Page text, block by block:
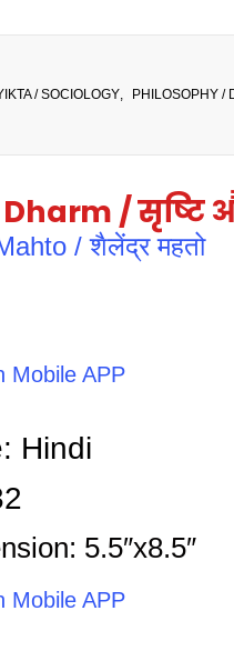
/ SOCIOLOGY, PHILOSOPHY /
/ सृष्‍टि
/ शैलेंद्र महतो
Mobile APP
Hindi
5.5″x8.5″
Mobile APP